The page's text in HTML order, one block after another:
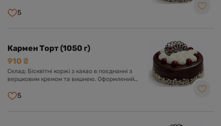
вишнею.
5
Кармен Торт (1050 г)
910 ₴
Склад: Бісквітні коржі з какао в поєднанні з
вершковим кремом та вишнею. Оформлений
вишнею.
5